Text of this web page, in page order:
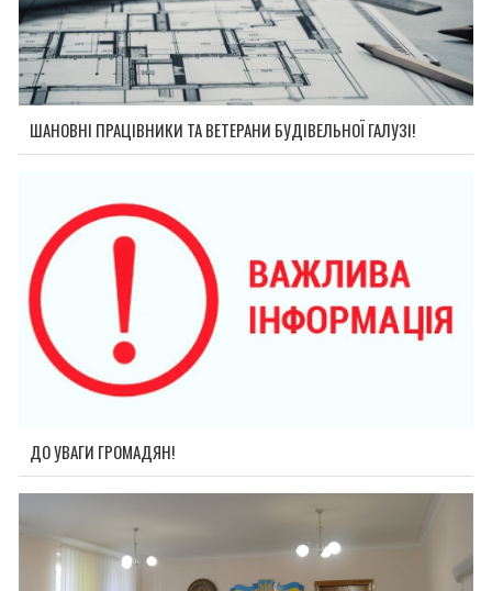
ШАНОВНІ ПРАЦІВНИКИ ТА ВЕТЕРАНИ БУДІВЕЛЬНОЇ ГАЛУЗІ!
ДО УВАГИ ГРОМАДЯН!